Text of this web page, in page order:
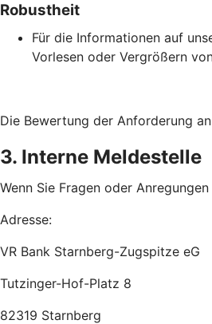
Robustheit
Für die Informationen auf
Vorlesen oder Vergrößern
Die Bewertung der Anforderung
3. Interne Meldestelle
Wenn Sie Fragen oder
Adresse:
VR Bank Starnberg-Zugspitze eG
Tutzinger-Hof-Platz 8
82319 Starnberg